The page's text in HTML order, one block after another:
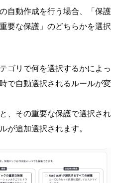
自動作成を行う場合、「保護
要な保護」のどちらかを選択
ゴリで何を選択するかによっ
で自動選択されるルールが変
、その重要な保護で選択され
が追加選択されます。